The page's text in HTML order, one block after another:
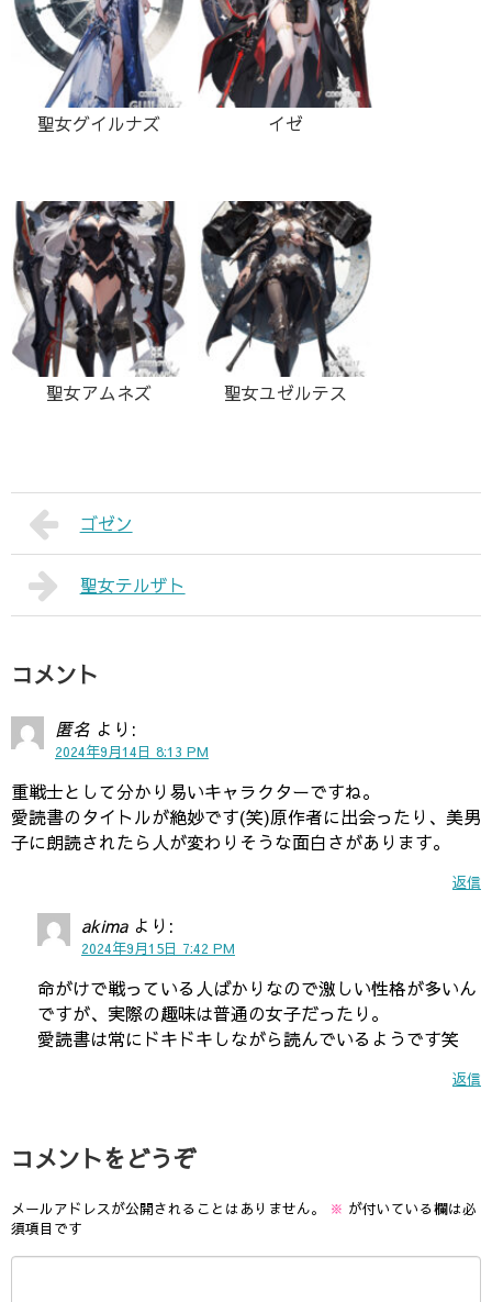
聖女グイルナズ イゼ
聖女アムネズ 聖女ユゼルテス
ゴゼン
聖女テルザト
コメント
匿名 より:
2024年9月14日 8:13 PM
重戦士として分かり易いキャラクターですね。
愛読書のタイトルが絶妙です(笑)原作者に出会ったり、美男
子に朗読されたら人が変わりそうな面白さがあります。
返信
akima より:
2024年9月15日 7:42 PM
命がけで戦っている人ばかりなので激しい性格が多いん
ですが、実際の趣味は普通の女子だったり。
愛読書は常にドキドキしながら読んでいるようです笑
返信
コメントをどうぞ
メールアドレスが公開されることはありません。 ※ が付いている欄は必
須項目です